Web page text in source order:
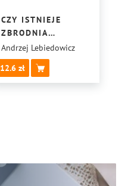
CZY ISTNIEJE
ZBRODNIA
DOSKONAŁA?
STUDIUM
NIEMOŻLIWOŚCI
Andrzej Lebiedowicz
12.6